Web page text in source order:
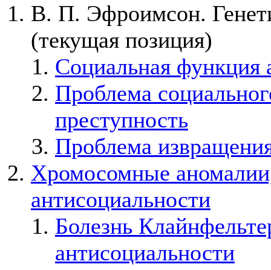
В. П. Эфроимсон.
(текущая позиция)
Социальная функция
Проблема
преступность
Проблема
Хромосомные
антисоциальности
Болезнь
антисоциальности